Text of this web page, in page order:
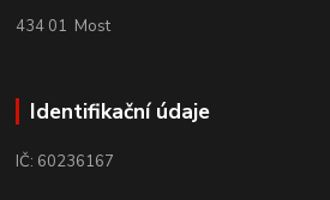
434 01 Most
Identifikační údaje
IČ: 60236167